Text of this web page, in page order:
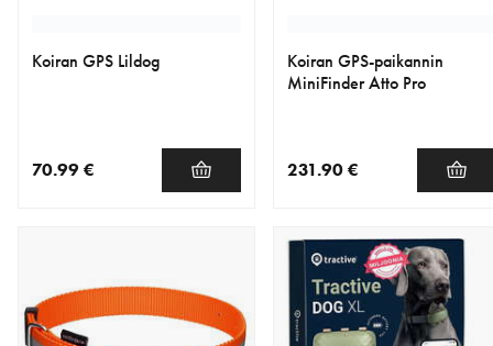
Koiran GPS Lildog
70.99 €
Koiran GPS-paikannin
MiniFinder Atto Pro
231.90 €